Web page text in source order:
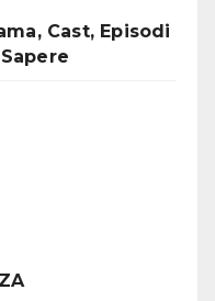
Cast, Episodi